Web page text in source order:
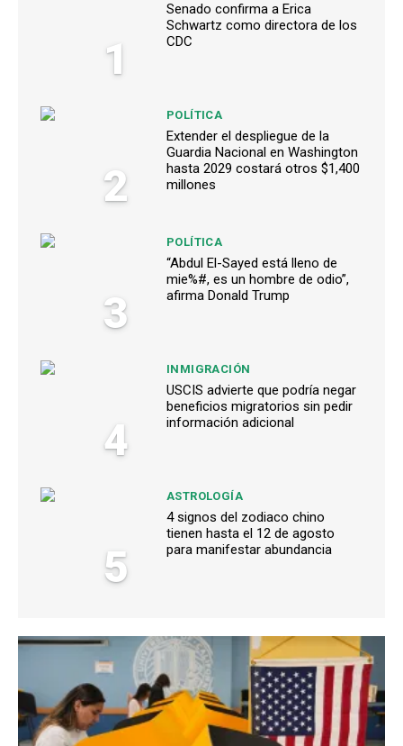
1
Senado confirma a Erica
Schwartz como directora de los
CDC
2
POLÍTICA
Extender el despliegue de la
Guardia Nacional en Washington
hasta 2029 costará otros $1,400
millones
3
POLÍTICA
“Abdul El-Sayed está lleno de
mie%#, es un hombre de odio”,
afirma Donald Trump
4
INMIGRACIÓN
USCIS advierte que podría negar
beneficios migratorios sin pedir
información adicional
5
ASTROLOGÍA
4 signos del zodiaco chino
tienen hasta el 12 de agosto
para manifestar abundancia